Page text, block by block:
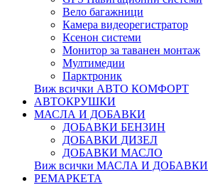
Вело багажници
Камера видеорегистратор
Ксенон системи
Монитор за таванен монтаж
Мултимедии
Парктроник
Виж всички АВТО КОМФОРТ
АВТОКРУШКИ
МАСЛА И ДОБАВКИ
ДОБАВКИ БЕНЗИН
ДОБАВКИ ДИЗЕЛ
ДОБАВКИ МАСЛО
Виж всички МАСЛА И ДОБАВКИ
РЕМАРКЕТА